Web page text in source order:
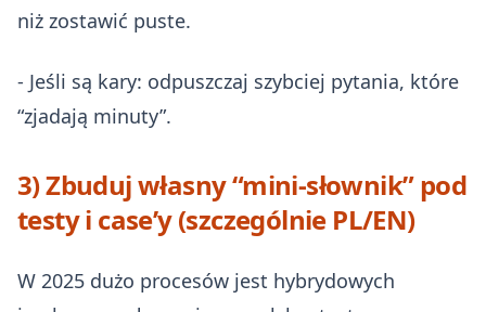
niż zostawić puste.
- Jeśli są kary: odpuszczaj szybciej pytania, które
“zjadają minuty”.
3) Zbuduj własny “mini-słownik” pod
testy i case’y (szczególnie PL/EN)
W 2025 dużo procesów jest hybrydowych